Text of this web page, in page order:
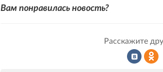
Вам понравилась новость?
Расскажите